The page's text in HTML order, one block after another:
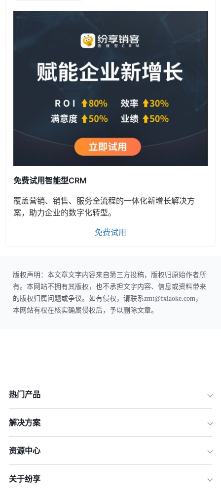
免费试用智能型CRM
覆盖营销、销售、服务全流程的一体化新增长解决方
案，助力企业的数字化转型。
免费试用
版权声明：本文章文字内容来自第三方投稿，版权归原始作者所
有。本网站不拥有其版权，也不承担文字内容、信息或资料带来
的版权归属问题或争议。如有侵权，请联系zmt@fxiaoke.com，
本网站有权在核实确属侵权后，予以删除文章。
热门产品
解决方案
资源中心
关于纷享